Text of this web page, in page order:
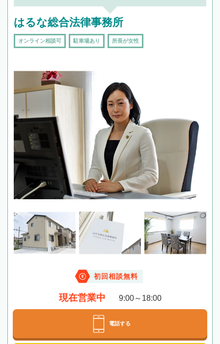
はるな総合法律事務所
オンライン相談可 駐車場あり 所長が女性
初回相談無料
現在営業中 9:00～18:00
電話する